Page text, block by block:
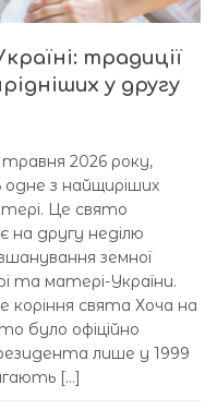
традиції
у другу
травня 2026 року,
одне з найщиріших
Це свято
на другу неділю
земної
та матері-України.
коріння свята Хоча на
було офіційно
лише у 1999
[…]